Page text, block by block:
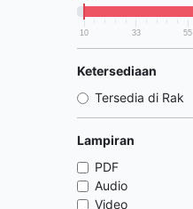
10 33 55
Ketersediaan
Tersedia di Rak
Lampiran
PDF
Audio
Video